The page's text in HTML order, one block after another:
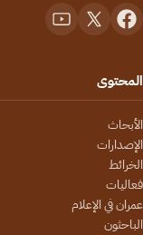
المحتوى
الأبحاث
الإصدارات
الخرائط
فعاليات
عمران في الإعلام
الباحثون